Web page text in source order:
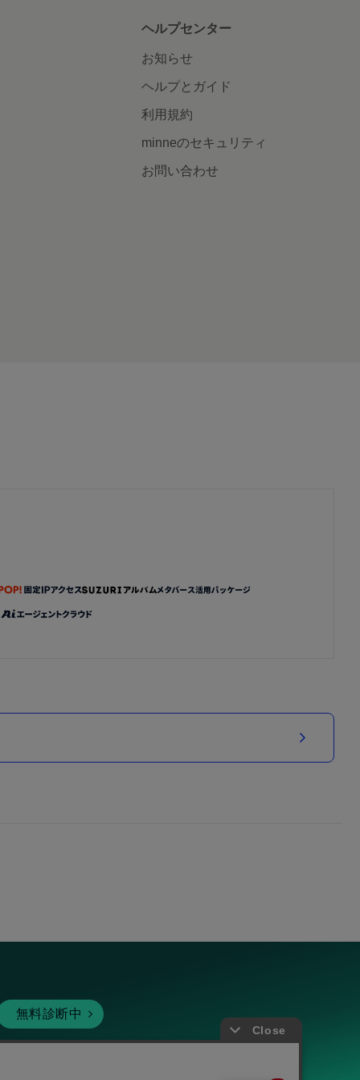
ヘルプセンター
お知らせ
ヘルプとガイド
利用規約
minneのセキュリティ
お問い合わせ
無料診断中